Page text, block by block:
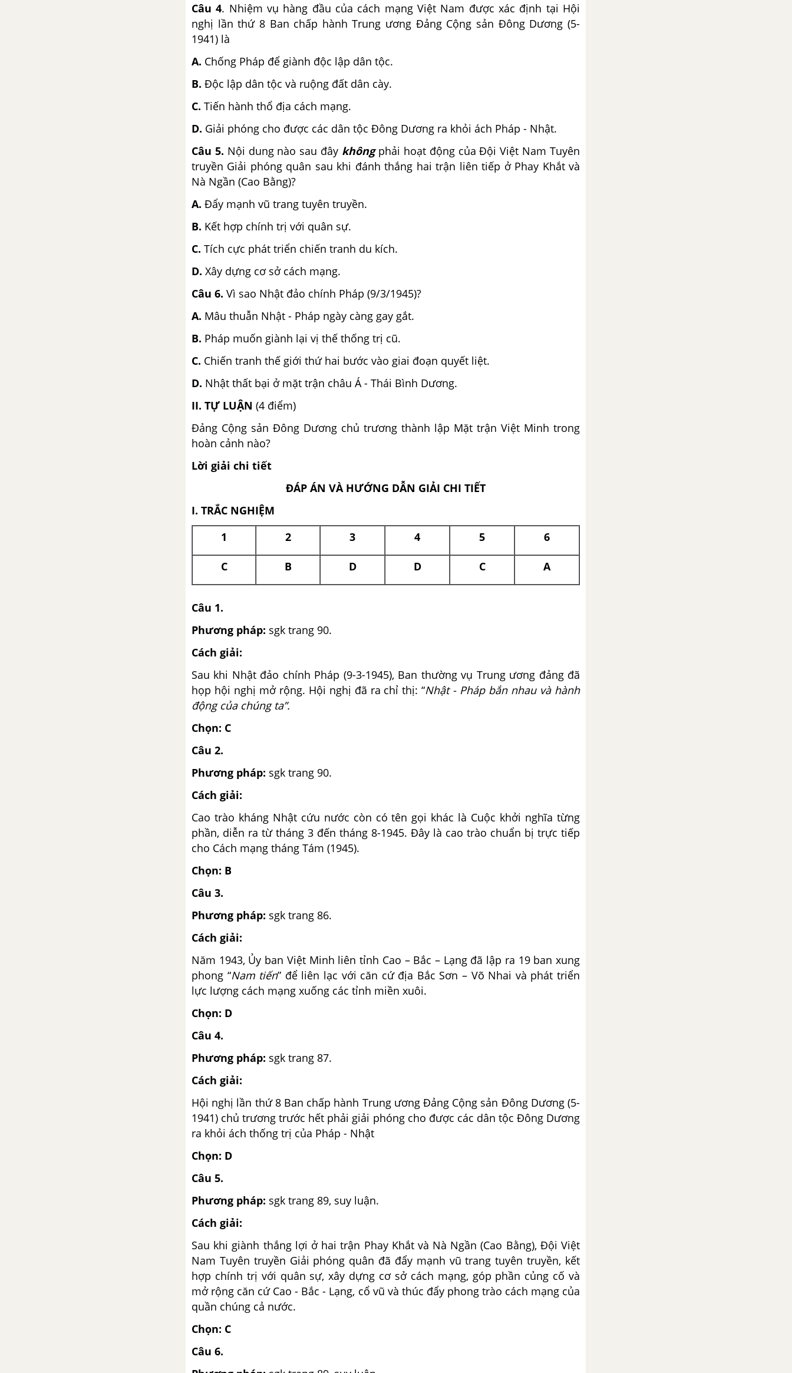
Câu 4. Nhiệm vụ hàng đầu của cách mạng Việt Nam được xác định tại Hội
nghị lần thứ 8 Ban chấp hành Trung ương Đảng Cộng sản Đông Dương (5-
1941) là
A. Chống Pháp để giành độc lập dân tộc.
B. Độc lập dân tộc và ruộng đất dân cày.
C. Tiến hành thổ địa cách mạng.
D. Giải phóng cho được các dân tộc Đông Dương ra khỏi ách Pháp - Nhật.
Câu 5. Nội dung nào sau đây khôngphải hoạt động của Đội Việt Nam Tuyên
truyền Giải phóng quân sau khi đánh thắng hai trận liên tiếp ở Phay Khắt và
Nà Ngần (Cao Bằng)?
A. Đẩy mạnh vũ trang tuyên truyền.
B. Kết hợp chính trị với quân sự.
C. Tích cực phát triển chiến tranh du kích.
D. Xây dựng cơ sở cách mạng.
Câu 6. Vì sao Nhật đảo chính Pháp (9/3/1945)?
A. Mâu thuẫn Nhật - Pháp ngày càng gay gắt.
B. Pháp muốn giành lại vị thế thống trị cũ.
C. Chiến tranh thế giới thứ hai bước vào giai đoạn quyết liệt.
D. Nhật thất bại ở mặt trận châu Á - Thái Bình Dương.
II. TỰ LUẬN (4 điểm)
Đảng Cộng sản Đông Dương chủ trương thành lập Mặt trận Việt Minh trong
hoàn cảnh nào?
Lời giải chi tiết
ĐÁP ÁN VÀ HƯỚNG DẪN GIẢI CHI TIẾT
I. TRẮC NGHIỆM
1
2 3 4 5 6
C B D D C A
Câu 1.
Phương pháp: sgk trang 90.
Cách giải:
Sau khi Nhật đảo chính Pháp (9-3-1945), Ban thường vụ Trung ương đảng đã
họp hội nghị mở rộng. Hội nghị đã ra chỉ thị: “Nhật-Pháp bắn nhau và hành
động của chúng ta”.
Chọn: C
Câu 2.
Phương pháp: sgk trang 90.
Cách giải:
Cao trào kháng Nhật cứu nước còn có tên gọi khác là Cuộc khởi nghĩa từng
phần, diễn ra từ tháng 3 đến tháng 8-1945. Đây là cao trào chuẩn bị trực tiếp
cho Cách mạng tháng Tám (1945).
Chọn: B
Câu 3.
Phương pháp: sgk trang 86.
Cách giải:
Năm 1943, Ủy ban Việt Minh liên tỉnh Cao – Bắc – Lạng đã lập ra 19 ban xung
phong “Nam tiến” để liên lạc với căn cứ địa Bắc Sơn – Võ Nhai và phát triển
lực lượng cách mạng xuống các tỉnh miền xuôi.
Chọn: D
Câu 4.
Phương pháp: sgk trang 87.
Cách giải:
Hội nghị lần thứ 8 Ban chấp hành Trung ương Đảng Cộng sản Đông Dương (5-
1941) chủ trương trước hết phải giải phóng cho được các dân tộc Đông Dương
ra khỏi ách thống trị của Pháp - Nhật
Chọn: D
Câu 5.
Phương pháp: sgk trang 89, suy luận.
Cách giải:
Sau khi giành thắng lợi ở hai trận Phay Khắt và Nà Ngần (Cao Bằng), Đội Việt
Nam Tuyên truyền Giải phóng quân đã đẩy mạnh vũ trang tuyên truyền, kết
hợp chính trị với quân sự, xây dựng cơ sở cách mạng, góp phần củng cố và
mở rộng căn cứ Cao - Bắc - Lạng, cổ vũ và thúc đẩy phong trào cách mạng của
quần chúng cả nước.
Chọn: C
Câu 6.